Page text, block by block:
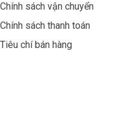
Chính sách vận chuyển
Chính sách thanh toán
Tiêu chí bán hàng